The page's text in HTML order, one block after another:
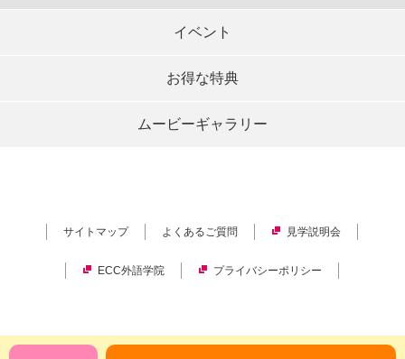
イベント
お得な特典
ムービーギャラリー
サイトマップ よくあるご質問 見学説明会
ECC外語学院 プライバシーポリシー